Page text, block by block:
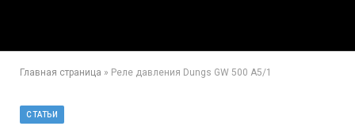
Главная страница » Реле давления Dungs GW 500 A5/1
СТАТЬИ